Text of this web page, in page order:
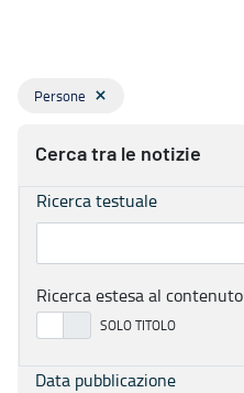
Persone
Cerca tra le notizie
Ricerca testuale
Ricerca estesa al contenuto
Data pubblicazione